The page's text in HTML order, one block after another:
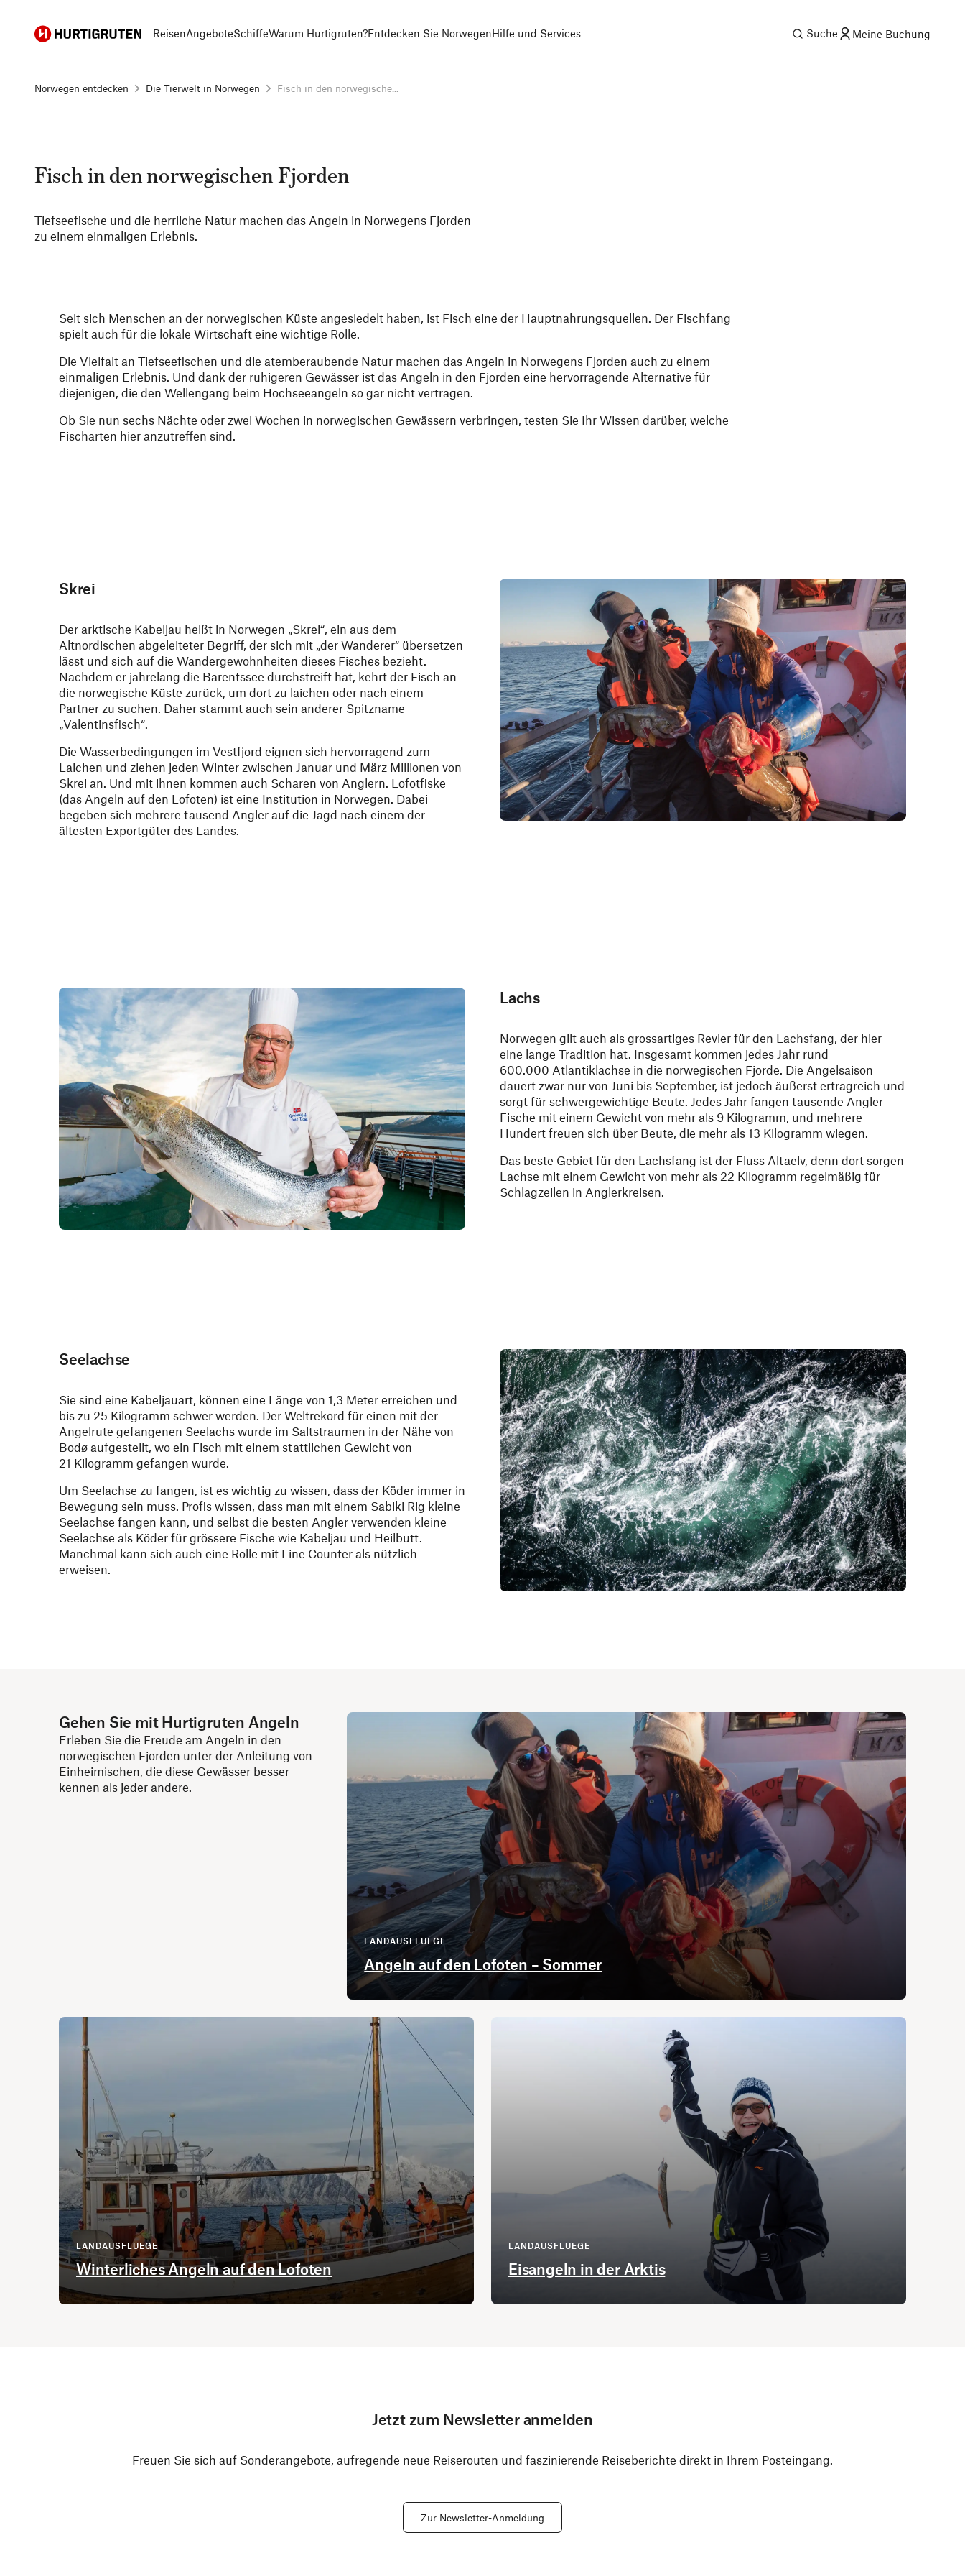
Hurtigruten ReisenAngeboteSchiffeWarum Hurtigruten?Entdecken Sie NorwegenHilfe und Services Suche Meine Buchung
Norwegen entdecken Die Tierwelt in Norwegen Fisch in den norwegische...
Fisch in den norwegischen Fjorden
Tiefseefische und die herrliche Natur machen das Angeln in Norwegens Fjorden
zu einem einmaligen Erlebnis.
Seit sich Menschen an der norwegischen Küste angesiedelt haben, ist Fisch eine der Hauptnahrungsquellen. Der Fischfang
spielt auch für die lokale Wirtschaft eine wichtige Rolle.
Die Vielfalt an Tiefseefischen und die atemberaubende Natur machen das Angeln in Norwegens Fjorden auch zu einem
einmaligen Erlebnis. Und dank der ruhigeren Gewässer ist das Angeln in den Fjorden eine hervorragende Alternative für
diejenigen, die den Wellengang beim Hochseeangeln so gar nicht vertragen.
Ob Sie nun sechs Nächte oder zwei Wochen in norwegischen Gewässern verbringen, testen Sie Ihr Wissen darüber, welche
Fischarten hier anzutreffen sind.
Skrei
Der arktische Kabeljau heißt in Norwegen „Skrei“, ein aus dem
Altnordischen abgeleiteter Begriff, der sich mit „der Wanderer“ übersetzen
lässt und sich auf die Wandergewohnheiten dieses Fisches bezieht.
Nachdem er jahrelang die Barentssee durchstreift hat, kehrt der Fisch an
die norwegische Küste zurück, um dort zu laichen oder nach einem
Partner zu suchen. Daher stammt auch sein anderer Spitzname
„Valentinsfisch“.
Die Wasserbedingungen im Vestfjord eignen sich hervorragend zum
Laichen und ziehen jeden Winter zwischen Januar und März Millionen von
Skrei an. Und mit ihnen kommen auch Scharen von Anglern. Lofotfiske
(das Angeln auf den Lofoten) ist eine Institution in Norwegen. Dabei
begeben sich mehrere tausend Angler auf die Jagd nach einem der
ältesten Exportgüter des Landes.
Lachs
Norwegen gilt auch als grossartiges Revier für den Lachsfang, der hier
eine lange Tradition hat. Insgesamt kommen jedes Jahr rund
600.000 Atlantiklachse in die norwegischen Fjorde. Die Angelsaison
dauert zwar nur von Juni bis September, ist jedoch äußerst ertragreich und
sorgt für schwergewichtige Beute. Jedes Jahr fangen tausende Angler
Fische mit einem Gewicht von mehr als 9 Kilogramm, und mehrere
Hundert freuen sich über Beute, die mehr als 13 Kilogramm wiegen.
Das beste Gebiet für den Lachsfang ist der Fluss Altaelv, denn dort sorgen
Lachse mit einem Gewicht von mehr als 22 Kilogramm regelmäßig für
Schlagzeilen in Anglerkreisen.
Seelachse
Sie sind eine Kabeljauart, können eine Länge von 1,3 Meter erreichen und
bis zu 25 Kilogramm schwer werden. Der Weltrekord für einen mit der
Angelrute gefangenen Seelachs wurde im Saltstraumen in der Nähe von
Bodø aufgestellt, wo ein Fisch mit einem stattlichen Gewicht von
21 Kilogramm gefangen wurde.
Um Seelachse zu fangen, ist es wichtig zu wissen, dass der Köder immer in
Bewegung sein muss. Profis wissen, dass man mit einem Sabiki Rig kleine
Seelachse fangen kann, und selbst die besten Angler verwenden kleine
Seelachse als Köder für grössere Fische wie Kabeljau und Heilbutt.
Manchmal kann sich auch eine Rolle mit Line Counter als nützlich
erweisen.
Gehen Sie mit Hurtigruten Angeln
Erleben Sie die Freude am Angeln in den
norwegischen Fjorden unter der Anleitung von
Einheimischen, die diese Gewässer besser
kennen als jeder andere.
LANDAUSFLUEGE
Angeln auf den Lofoten – Sommer
LANDAUSFLUEGE
Winterliches Angeln auf den Lofoten
LANDAUSFLUEGE
Eisangeln in der Arktis
Jetzt zum Newsletter anmelden
Freuen Sie sich auf Sonderangebote, aufregende neue Reiserouten und faszinierende Reiseberichte direkt in Ihrem Posteingang.
Zur Newsletter-Anmeldung